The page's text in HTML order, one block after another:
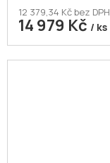
12 379,34 Kč bez DPH
14 979 Kč / ks